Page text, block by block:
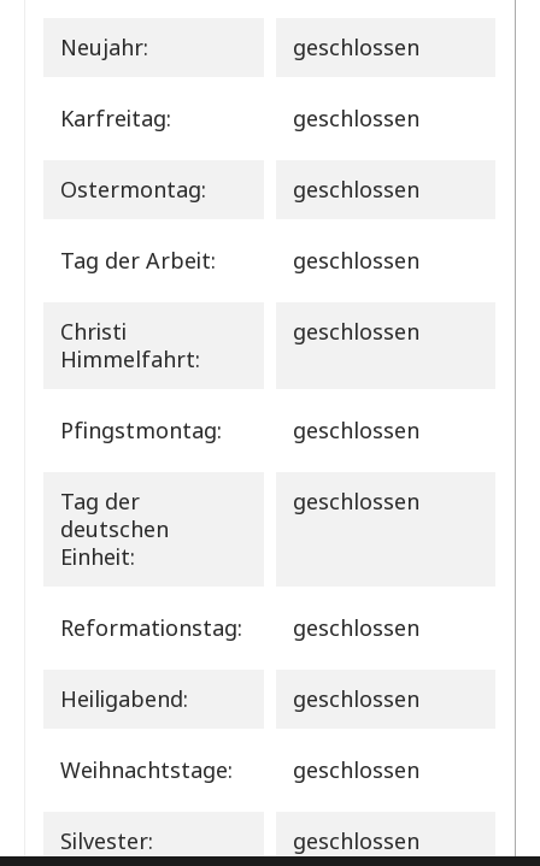
Neujahr: geschlossen
Karfreitag: geschlossen
Ostermontag: geschlossen
Tag der Arbeit: geschlossen
Christi
Himmelfahrt:
geschlossen
Pfingstmontag: geschlossen
Tag der
deutschen
Einheit:
geschlossen
Reformationstag: geschlossen
Heiligabend: geschlossen
Weihnachtstage: geschlossen
Silvester: geschlossen